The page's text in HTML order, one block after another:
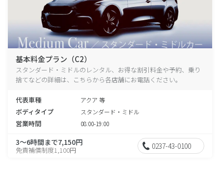
基本料金プラン（C2）
スタンダード・ミドルのレンタル、お得な割引料金や予約、乗り
捨てなどの詳細は、こちらから各店舗にお電話ください。
代表車種 アクア 等
ボディタイプ スタンダード・ミドル
営業時間 08:00-19:00
3～6時間まで7,150円
免責補償制度1,100円 0237-43-0100